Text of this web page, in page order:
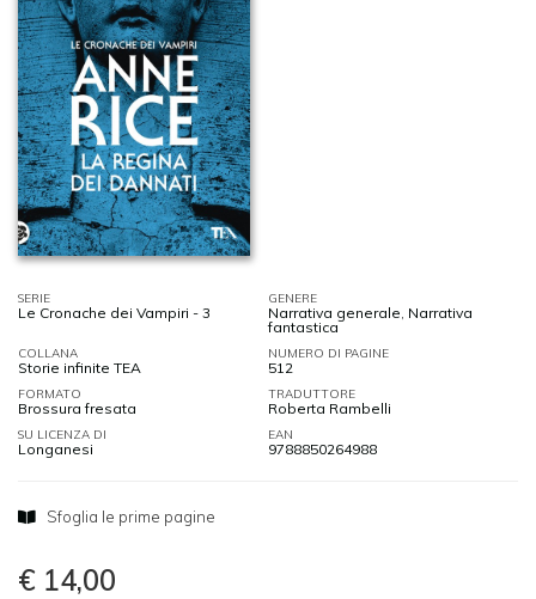
SERIE
Le Cronache dei Vampiri - 3
GENERE
Narrativa generale Narrativa
fantastica
COLLANA
Storie infinite TEA
NUMERO DI PAGINE
512
FORMATO
Brossura fresata
TRADUTTORE
Roberta Rambelli
SU LICENZA DI
Longanesi
EAN
9788850264988
Sfoglia le prime pagine
€ 14,00